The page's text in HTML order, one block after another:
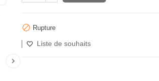

 Rupture
Liste de souhaits